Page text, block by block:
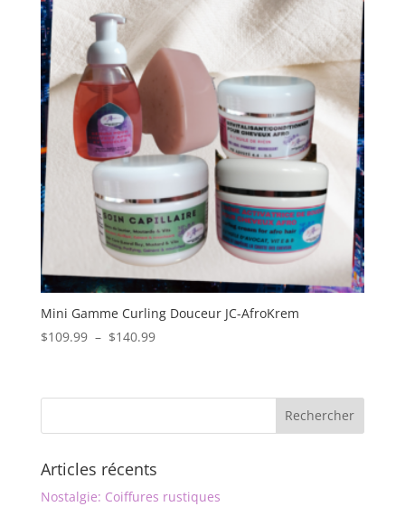
Mini Gamme Curling Douceur JC-AfroKrem
$109.99 – $140.99Plage
$109.99
Articles récents
Nostalgie: Coiffures rustiques